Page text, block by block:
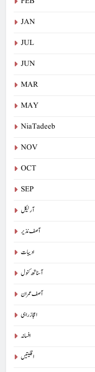
JAN
JUL
JUN
MAR
MAY
NiaTadeeb
NOV
OCT
SEP
آرٹیکل
آصف نذیر
ادیبات
آسناتھ کنول
آصف عمران
اعجاز راہی
افسانہ
اقلیتیں